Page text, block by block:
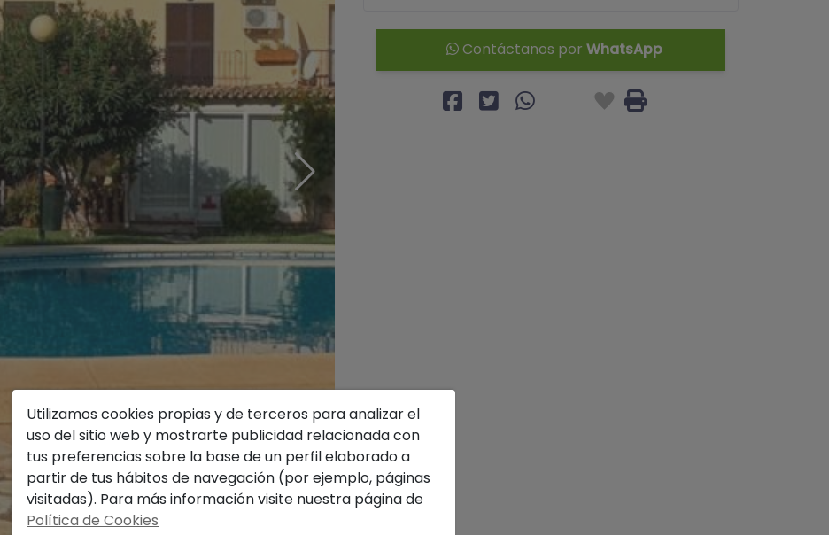
Contáctanos por WhatsApp
Utilizamos cookies propias y de terceros para analizar el
uso del sitio web y mostrarte publicidad relacionada con
tus preferencias sobre la base de un perfil elaborado a
partir de tus hábitos de navegación (por ejemplo, páginas
visitadas). Para más información visite nuestra página de
Política de Cookies